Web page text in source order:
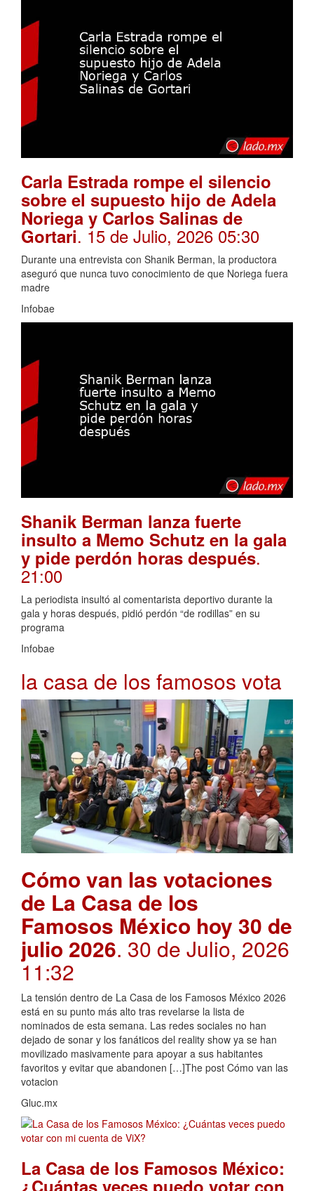
Carla Estrada rompe el silencio
sobre el supuesto hijo de Adela
Noriega y Carlos Salinas de
Gortari. 15 de Julio, 2026 05:30
Durante una entrevista con Shanik Berman, la productora
aseguró que nunca tuvo conocimiento de que Noriega fuera
madre
Infobae
Shanik Berman lanza fuerte
insulto a Memo Schutz en la gala
y pide perdón horas después.
21:00
La periodista insultó al comentarista deportivo durante la
gala y horas después, pidió perdón “de rodillas” en su
programa
Infobae
la casa de los famosos vota
Cómo van las votaciones
de La Casa de los
Famosos México hoy 30 de
julio 2026. 30 de Julio, 2026
11:32
La tensión dentro de La Casa de los Famosos México 2026
está en su punto más alto tras revelarse la lista de
nominados de esta semana. Las redes sociales no han
dejado de sonar y los fanáticos del reality show ya se han
movilizado masivamente para apoyar a sus habitantes
favoritos y evitar que abandonen […]The post Cómo van las
votacion
Gluc.mx
La Casa de los Famosos México: